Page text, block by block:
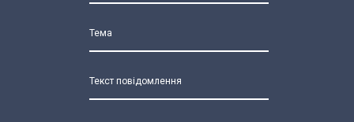
Тема
Текст повідомлення